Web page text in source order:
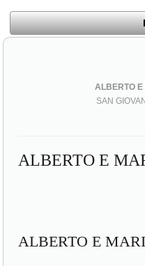
ALBERTO
SAN
ALBERTO E
ALBERTO E